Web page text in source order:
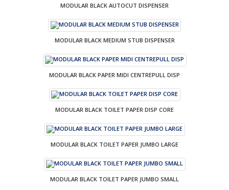
MODULAR BLACK AUTOCUT DISPENSER
MODULAR BLACK MEDIUM STUB DISPENSER
MODULAR BLACK PAPER MIDI CENTREPULL DISP
MODULAR BLACK TOILET PAPER DISP CORE
MODULAR BLACK TOILET PAPER JUMBO LARGE
MODULAR BLACK TOILET PAPER JUMBO SMALL